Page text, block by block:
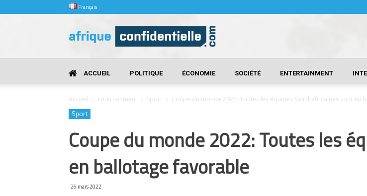
Français
Confidentielle
ACCUEIL POLITIQUE ÉCONOMIE SOCIÉTÉ ENTERTAINMENT
Accueil Entertainment Sport Coupe du monde 2022: Toutes les équipes Nord-africaines sont en
Sport
Coupe du monde 2022: Toutes les
en ballotage favorable
26 mars 2022